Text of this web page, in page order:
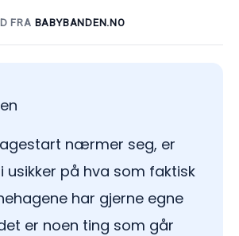
FRA BABYBANDEN.NO
nærmer seg, er
usikker på hva som faktisk
har gjerne egne
er noen ting som går